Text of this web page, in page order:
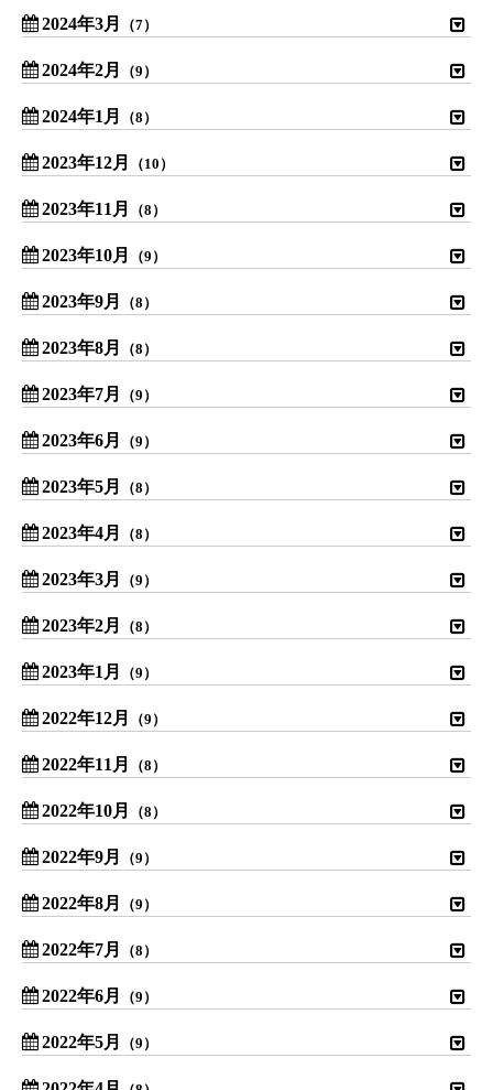
2024年3月 （7）
2024年2月 （9）
2024年1月 （8）
2023年12月 （10）
2023年11月 （8）
2023年10月 （9）
2023年9月 （8）
2023年8月 （8）
2023年7月 （9）
2023年6月 （9）
2023年5月 （8）
2023年4月 （8）
2023年3月 （9）
2023年2月 （8）
2023年1月 （9）
2022年12月 （9）
2022年11月 （8）
2022年10月 （8）
2022年9月 （9）
2022年8月 （9）
2022年7月 （8）
2022年6月 （9）
2022年5月 （9）